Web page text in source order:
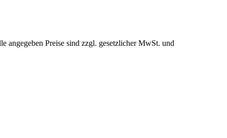
angegeben Preise sind zzgl. gesetzlicher MwSt. und